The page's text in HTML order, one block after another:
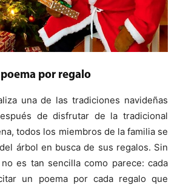
por regalo
una de las tradiciones navideñas
de disfrutar de la tradicional
todos los miembros de la familia se
árbol en busca de sus regalos. Sin
es tan sencilla como parece: cada
un poema por cada regalo que